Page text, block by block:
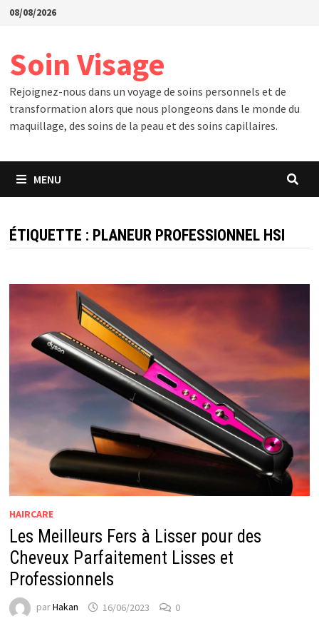
Passer
08/08/2026
Soin Visage
Rejoignez-nous dans un voyage de soins personnels et de
transformation alors que nous plongeons dans le monde du
maquillage, des soins de la peau et des soins capillaires.
MENU
ÉTIQUETTE : PLANEUR PROFESSIONNEL HSI
HAIRCARE
Les Meilleurs Fers à Lisser pour des
Cheveux Parfaitement Lisses et
Professionnels
parHakan 16/06/2023 0